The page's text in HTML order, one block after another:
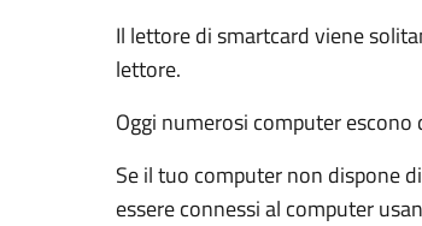
Il lettore di smartcard viene
lettore.
Oggi numerosi computer
Se il tuo computer non dispone
essere connessi al computer